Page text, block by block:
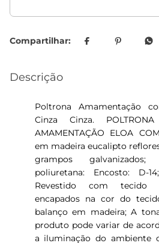
Descrição
Poltrona Amamentação
Cinza Cinza.
AMAMENTAÇÃO ELOA
em madeira eucalipto
grampos galvanizados;
poliuretana: Encosto: D-
Revestido com tecido
encapados na cor do
balanço em madeira; A
produto pode variar de
a iluminação do ambiente